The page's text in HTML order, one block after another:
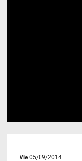
Vie05/09/2014